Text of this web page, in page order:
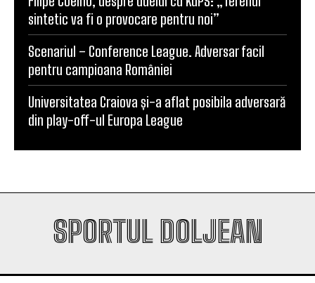
Filipe Coelho, despre duelul cu KuPS: „Terenul
sintetic va fi o provocare pentru noi”
Scenariul – Conference League. Adversar facil
pentru campioana României
Universitatea Craiova și-a aflat posibila adversară
din play-off-ul Europa League
SPORTUL DOLJEAN